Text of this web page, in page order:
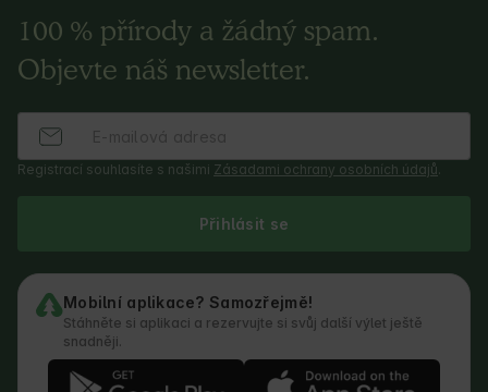
100 % přírody a žádný spam.
Objevte náš newsletter.
Registrací souhlasíte s našimi Zásadami ochrany osobních údajů.
Přihlásit se
Mobilní aplikace? Samozřejmě!
Stáhněte si aplikaci a rezervujte si svůj další výlet ještě
snadněji.